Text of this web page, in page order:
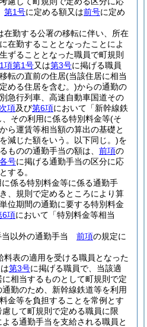
第1号に定める額又は前号に定め
在勤する公署の移転に伴い、所在
在勤することとなったことによ
ずることとなった職員で町規則
項第1号又は第3号に掲げる職員
転の直前の住居(当該住居に相当
める住居を含む。)からの通勤の
急行列車、高速自動車国道その
次項及び第6項において「新幹線鉄
、その利用に係る特別料金等(そ
ら運賃等相当額の算出の基礎と
減じた額をいう。以下同じ。)を
ものの通勤手当の額は、 前項の
号に掲げる通勤手当の区分に応
する。
係る特別料金等に係る通勤手
、規則で定めるところにより算
位期間の通勤に要する特別料金
6項において「特別料金等相当
当以外の通勤手当 前項の規定に
料表の適用を受ける職員となった
第3号に掲げる職員で、当該適
相当するものとして町規則で定
通勤のため、新幹線鉄道等を利用
金等を負担することを常例とす
して町規則で定める職員に限
る通勤手当を支給される職員と